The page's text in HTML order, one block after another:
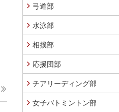
弓道部
水泳部
相撲部
応援団部
チアリーディング部
女子バトミントン部